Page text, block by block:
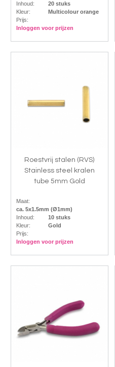
Inhoud:
20 stuks
Kleur:
Multicolour orange
Prijs:
Inloggen voor prijzen
Roestvrij stalen (RVS)
Stainless steel kralen
tube 5mm Gold
Maat:
ca. 5x1.5mm (Ø1mm)
Inhoud:
10 stuks
Kleur:
Gold
Prijs:
Inloggen voor prijzen